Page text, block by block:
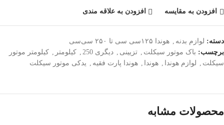
افزودن به مقایسه افزودن به علاقه مندی
دسته: لوازم بدنه
هوندا ۱۲۵سی سی تا ۲۵۰ سی‌سی
برچسب: باک موتور سیکلت تزیینی دیگری 250 کیلومتر
کیلومتر موتور
سیکلت
لوازم هوندا هوندا هوندا پارت فقیه یدکی موتور سیکلت
محصولات مشابه